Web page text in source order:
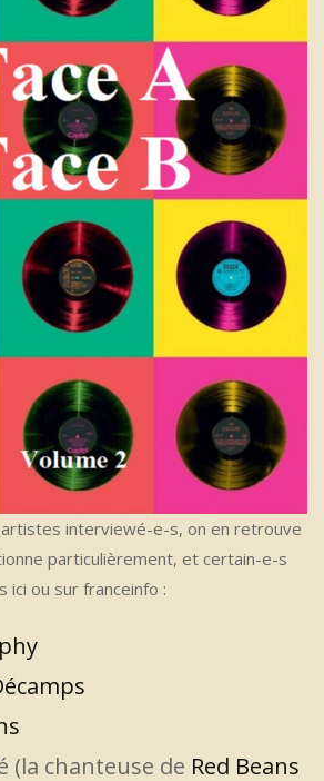
interviewé-e-s, on en retrouve
particulièrement, et certain-e-s
ici ou sur franceinfo :
(la chanteuse de Red Beans